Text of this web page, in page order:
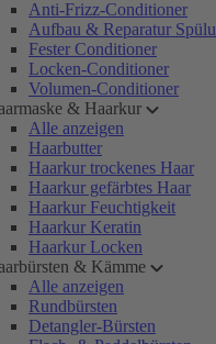
Anti-Frizz-Conditioner
Aufbau & Reparatur
Fester Conditioner
Locken-Conditioner
Volumen-Conditioner
& Haarkur
Alle anzeigen
Haarbutter
Haarkur trockenes Haar
Haarkur gefärbtes Haar
Haarkur Feuchtigkeit
Haarkur Keratin
Haarkur Locken
& Kämme
Alle anzeigen
Rundbürsten
Detangler-Bürsten